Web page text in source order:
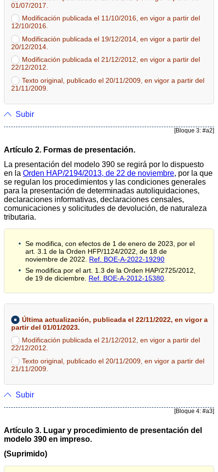
01/07/2017.
Modificación publicada el 11/10/2016, en vigor a partir del
12/10/2016.
Modificación publicada el 19/12/2014, en vigor a partir del
20/12/2014.
Modificación publicada el 21/12/2012, en vigor a partir del
22/12/2012.
Texto original, publicado el 20/11/2009, en vigor a partir del
21/11/2009.
Subir
[Bloque 3: #a2]
Artículo 2. Formas de presentación.
La presentación del modelo 390 se regirá por lo dispuesto
en la Orden HAP/2194/2013, de 22 de noviembre, por la que
se regulan los procedimientos y las condiciones generales
para la presentación de determinadas autoliquidaciones,
declaraciones informativas, declaraciones censales,
comunicaciones y solicitudes de devolución, de naturaleza
tributaria.
Se modifica, con efectos de 1 de enero de 2023, por el
art. 3.1 de la Orden HFP/1124/2022, de 18 de
noviembre de 2022. Ref. BOE-A-2022-19290
Se modifica por el art. 1.3 de la Orden HAP/2725/2012,
de 19 de diciembre. Ref. BOE-A-2012-15380.
Última actualización, publicada el 22/11/2022, en vigor a
partir del 01/01/2023.
Modificación publicada el 21/12/2012, en vigor a partir del
22/12/2012.
Texto original, publicado el 20/11/2009, en vigor a partir del
21/11/2009.
Subir
[Bloque 4: #a3]
Artículo 3. Lugar y procedimiento de presentación del
modelo 390 en impreso.
(Suprimido)